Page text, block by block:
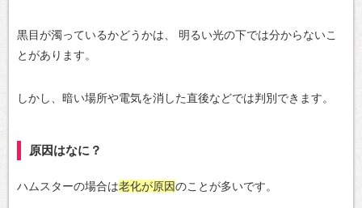
黒目が濁っているかどうかは、
明るい光の下では分からないこ
とがあります。
しかし、暗い場所や電気を消した直後などでは判別できます。
原因はなに？
ハムスターの場合は老化が原因のことが多いです。